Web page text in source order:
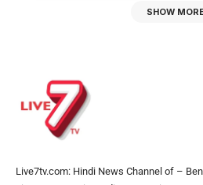
SHOW
Live7tv.com: Hindi News Channel of –